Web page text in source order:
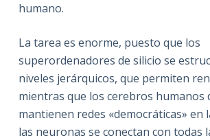
humano.
La tarea es enorme, puesto que los
superordenadores de silicio se
niveles jerárquicos, que permiten
mientras que los cerebros humanos
mantienen redes «democráticas» en
las neuronas se conectan con todas